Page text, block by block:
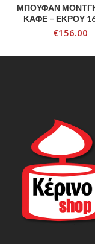
ΜΠΟΥΦΑΝ
ΚΑΦΕ – ΕΚΡΟΥ
€156.00